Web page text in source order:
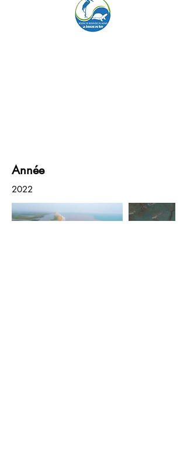
Année
2022